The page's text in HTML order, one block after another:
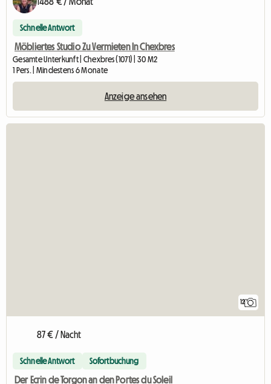
Schnelle Antwort
Möbliertes Studio Zu Vermieten In Chexbres
Gesamte Unterkunft | Chexbres (1071) | 30 M2
1 Pers. | Mindestens 6 Monate
Anzeige ansehen
12
87 € / Nacht
Schnelle Antwort Sofortbuchung
Der Ecrin de Torgon an den Portes du Soleil